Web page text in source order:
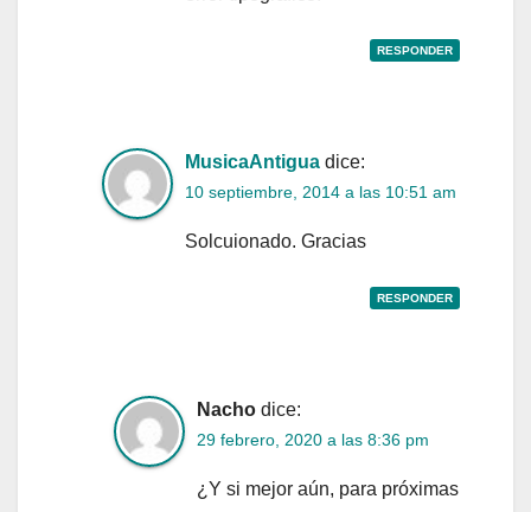
RESPONDER
MusicaAntigua dice:
10 septiembre, 2014 a las 10:51 am
Solcuionado. Gracias
RESPONDER
Nacho dice:
29 febrero, 2020 a las 8:36 pm
¿Y si mejor aún, para próximas